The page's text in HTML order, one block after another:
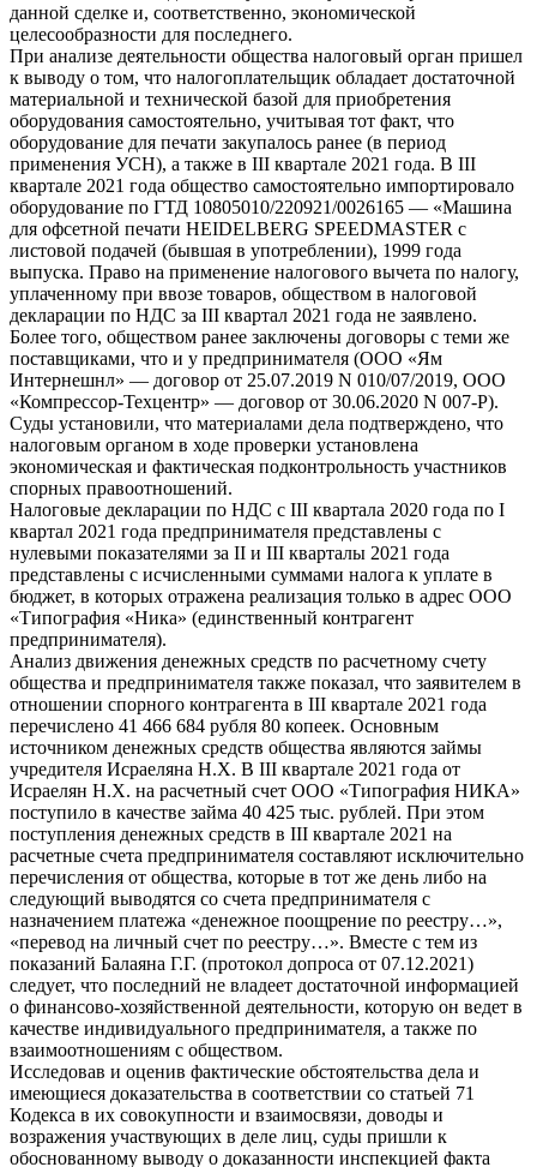
данной сделке и, соответственно, экономической
целесообразности для последнего.
При анализе деятельности общества налоговый орган пришел
к выводу о том, что налогоплательщик обладает достаточной
материальной и технической базой для приобретения
оборудования самостоятельно, учитывая тот факт, что
оборудование для печати закупалось ранее (в период
применения УСН), а также в III квартале 2021 года. В III
квартале 2021 года общество самостоятельно импортировало
оборудование по ГТД 10805010/220921/0026165 — «Машина
для офсетной печати HEIDELBERG SPEEDMASTER с
листовой подачей (бывшая в употреблении), 1999 года
выпуска. Право на применение налогового вычета по налогу,
уплаченному при ввозе товаров, обществом в налоговой
декларации по НДС за III квартал 2021 года не заявлено.
Более того, обществом ранее заключены договоры с теми же
поставщиками, что и у предпринимателя (ООО «Ям
Интернешнл» — договор от 25.07.2019 N 010/07/2019, ООО
«Компрессор-Техцентр» — договор от 30.06.2020 N 007-Р).
Суды установили, что материалами дела подтверждено, что
налоговым органом в ходе проверки установлена
экономическая и фактическая подконтрольность участников
спорных правоотношений.
Налоговые декларации по НДС с III квартала 2020 года по I
квартал 2021 года предпринимателя представлены с
нулевыми показателями за II и III кварталы 2021 года
представлены с исчисленными суммами налога к уплате в
бюджет, в которых отражена реализация только в адрес ООО
«Типография «Ника» (единственный контрагент
предпринимателя).
Анализ движения денежных средств по расчетному счету
общества и предпринимателя также показал, что заявителем в
отношении спорного контрагента в III квартале 2021 года
перечислено 41 466 684 рубля 80 копеек. Основным
источником денежных средств общества являются займы
учредителя Исраеляна Н.Х. В III квартале 2021 года от
Исраелян Н.Х. на расчетный счет ООО «Типография НИКА»
поступило в качестве займа 40 425 тыс. рублей. При этом
поступления денежных средств в III квартале 2021 на
расчетные счета предпринимателя составляют исключительно
перечисления от общества, которые в тот же день либо на
следующий выводятся со счета предпринимателя с
назначением платежа «денежное поощрение по реестру…»,
«перевод на личный счет по реестру…». Вместе с тем из
показаний Балаяна Г.Г. (протокол допроса от 07.12.2021)
следует, что последний не владеет достаточной информацией
о финансово-хозяйственной деятельности, которую он ведет в
качестве индивидуального предпринимателя, а также по
взаимоотношениям с обществом.
Исследовав и оценив фактические обстоятельства дела и
имеющиеся доказательства в соответствии со статьей 71
Кодекса в их совокупности и взаимосвязи, доводы и
возражения участвующих в деле лиц, суды пришли к
обоснованному выводу о доказанности инспекцией факта